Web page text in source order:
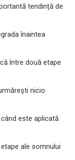
tendință de
înaintea
între două etape
nicio
este aplicată
ale somnului